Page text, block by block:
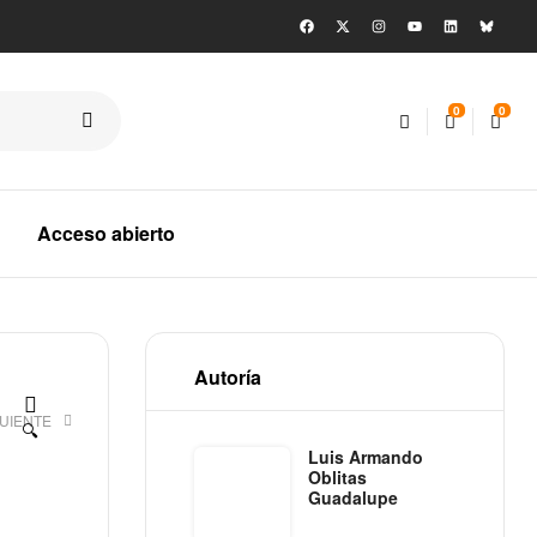
0 0
Acceso abierto
🔍
Autoría
Luis Armando
Oblitas
Guadalupe